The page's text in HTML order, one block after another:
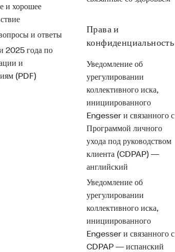
и хорошее
и ответы
2025 года по
и
(PDF)
Права и
конфиденциальность
Уведомление об
урегулировании
коллективного иска,
инициированного
Engesser и связанного с
Программой личного
ухода под руководством
клиента (CDPAP) —
английский
Уведомление об
урегулировании
коллективного иска,
инициированного
Engesser и связанного с
CDPAP — испанский